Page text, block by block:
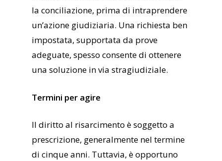
la conciliazione, prima di intraprendere
un’azione giudiziaria. Una richiesta ben
impostata, supportata da prove
adeguate, spesso consente di ottenere
una soluzione in via stragiudiziale.
Termini per agire
Il diritto al risarcimento è soggetto a
prescrizione, generalmente nel termine
di cinque anni. Tuttavia, è opportuno